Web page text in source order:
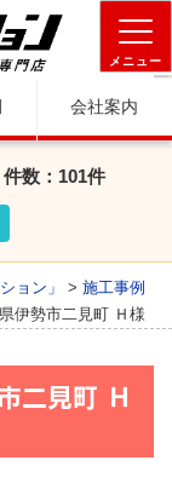
メニュー
会社案内
件数：101件
ョン」 > 施工事例
伊勢市二見町 Ｈ様
二見町 Ｈ